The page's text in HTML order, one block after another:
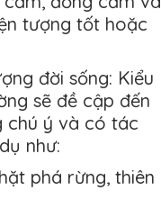
tượng tốt hoặc
đời sống: Kiểu
sẽ đề cập đến
chú ý và có tác
như:
phá rừng, thiên